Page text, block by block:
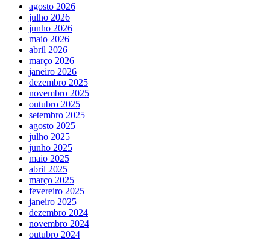
agosto 2026
julho 2026
junho 2026
maio 2026
abril 2026
março 2026
janeiro 2026
dezembro 2025
novembro 2025
outubro 2025
setembro 2025
agosto 2025
julho 2025
junho 2025
maio 2025
abril 2025
março 2025
fevereiro 2025
janeiro 2025
dezembro 2024
novembro 2024
outubro 2024